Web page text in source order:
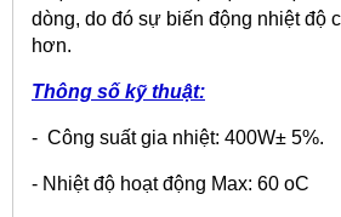
dòng, do đó sự biến động nhiệt độ
hơn.
Thông số kỹ thuật:
- Công suất gia nhiệt: 400W± 5%.
- Nhiệt độ hoạt động Max: 60 oC